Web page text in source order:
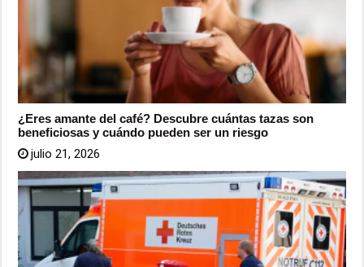
¿Eres amante del café? Descubre cuántas tazas son
beneficiosas y cuándo pueden ser un riesgo
julio 21, 2026